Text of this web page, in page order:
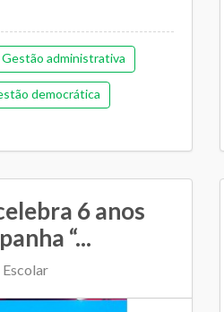
Gestão administrativa
democrática
e escolas6 anos
“...